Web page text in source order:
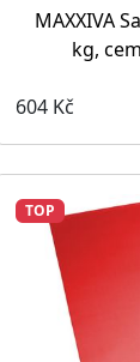
MAXXIVA
kg,
604 Kč
TOP